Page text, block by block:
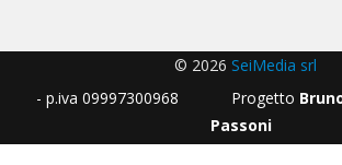
© 2026 SeiMedia srl
- p.iva 09997300968 Progetto
Passoni